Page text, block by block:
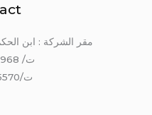
مقر الشركة : ابن
ت/ 01033680968
ت/01033805570